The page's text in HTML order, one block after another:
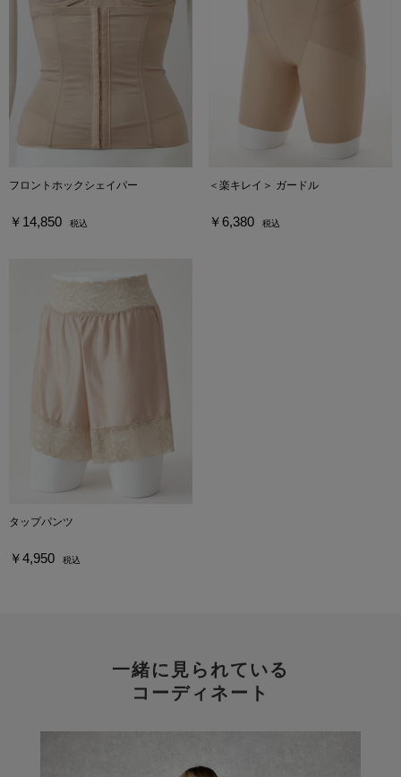
フロントホックシェイパー
￥14,850 税込
＜楽キレイ＞ ガードル
￥6,380 税込
タップパンツ
￥4,950 税込
一緒に見られている
コーディネート